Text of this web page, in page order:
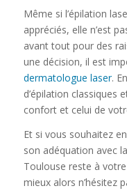
Même si l’épilation
appréciés, elle n’est
avant tout pour des
une décision, il est
dermatologue laser.
d’épilation classiques
confort et celui de
Et si vous souhaitez
son adéquation avec
Toulouse reste à
mieux alors n’hésitez